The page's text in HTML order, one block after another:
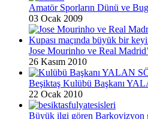
Amatör Sporların Dünü ve
03 Ocak 2009
Jose Mourinho ve Real
26 Kasım 2010
Beşiktaş Kulübü Başkanı
22 Ocak 2010
Büyük ilgi gören Barkovizyon